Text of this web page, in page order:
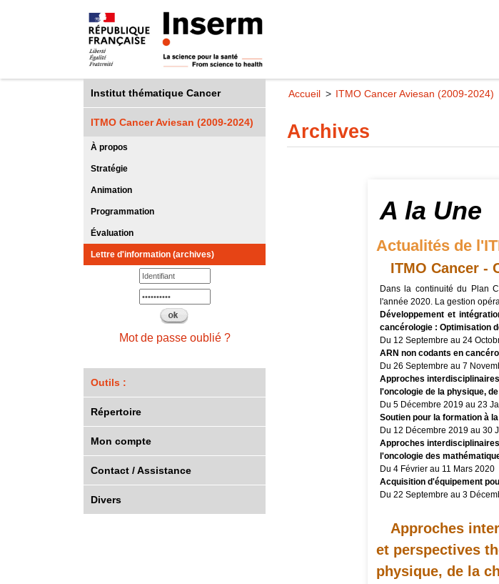
Institut thématique Cancer
ITMO Cancer Aviesan (2009-2024)
À propos
Stratégie
Animation
Programmation
Évaluation
Lettre d'information (archives)
Mot de passe oublié ?
Outils :
Répertoire
Mon compte
Contact / Assistance
Divers
Accueil ITMO Cancer Aviesan (2009-2024)
Archives
A la Une
Actualités de
ITMO Cancer -
Dans la continuité du Plan
l'année 2020. La gestion
Développement et
cancérologie : Optimisation
Du 12 Septembre au 24
ARN non codants en
Du 26 Septembre au 7
Approches
l'oncologie de la physique,
Du 5 Décembre 2019 au 23
Soutien pour la formation à
Du 12 Décembre 2019 au 30
Approches
l'oncologie des
Du 4 Février au 11 Mars 2020
Acquisition d'équipement
Du 22 Septembre au 3
Approches
et perspectives
physique, de la